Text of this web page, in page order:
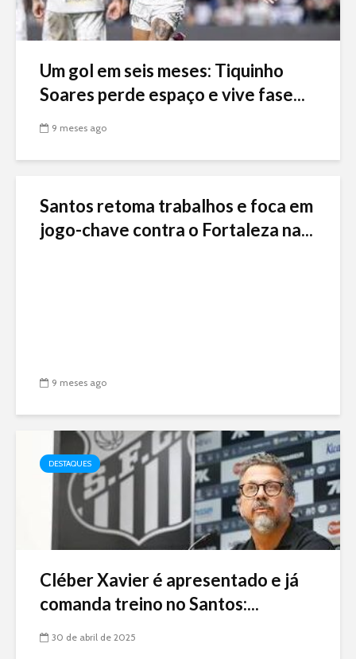
Um gol em seis meses: Tiquinho
Soares perde espaço e vive fase...
9 meses ago
Santos retoma trabalhos e foca em
jogo-chave contra o Fortaleza na...
9 meses ago
DESTAQUES
Cléber Xavier é apresentado e já
comanda treino no Santos:...
30 de abril de 2025